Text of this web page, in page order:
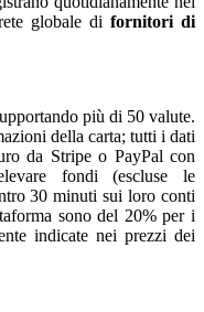
globale di fornitori di
più di 50 valute.
della carta; tutti i dati
da Stripe o PayPal con
fondi (escluse le
30 minuti sui loro conti
sono del 20% per i
indicate nei prezzi dei